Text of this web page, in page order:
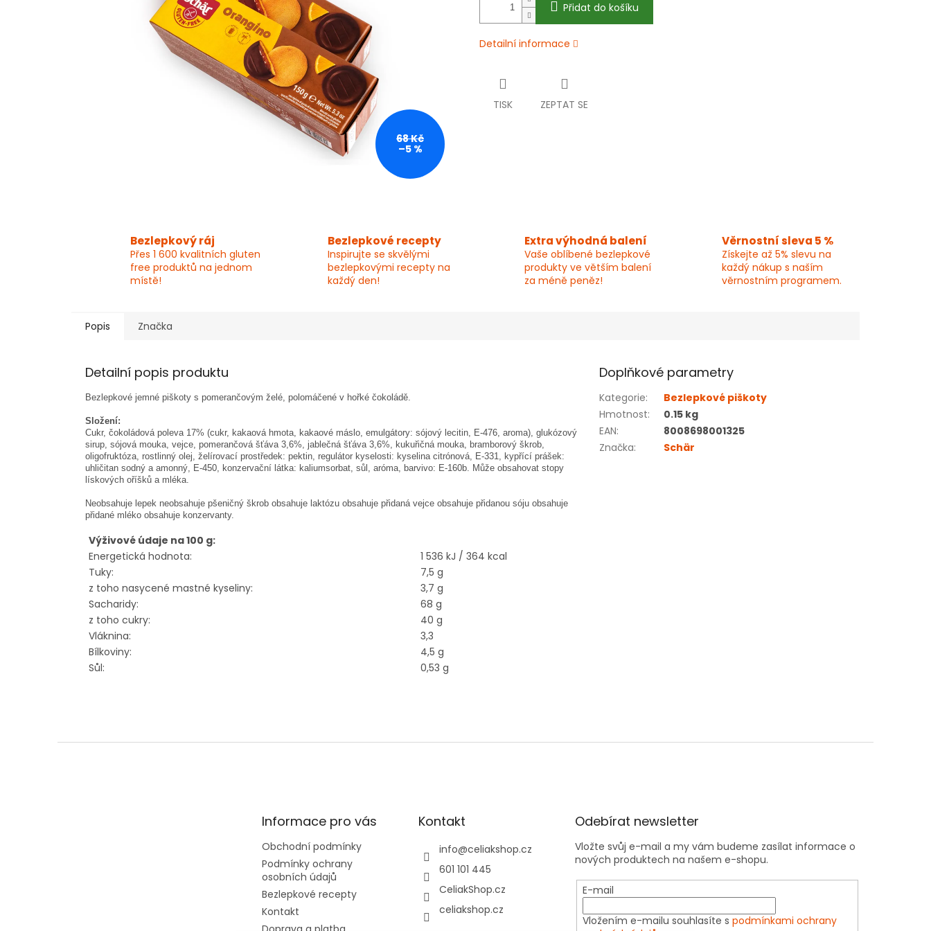
68 Kč
–5 %
Přidat do košíku
Detailní informace
TISK ZEPTAT SE
Bezlepkový ráj
Přes 1 600 kvalitních gluten
free produktů na jednom
místě!
Bezlepkové recepty
Inspirujte se skvělými
bezlepkovými recepty na
každý den!
Extra výhodná balení
Vaše oblíbené bezlepkové
produkty ve větším balení
za méně peněz!
Věrnostní sleva 5 %
Získejte až 5% slevu na
každý nákup s naším
věrnostním programem.
Popis Značka
Detailní popis produktu
Bezlepkové jemné piškoty s pomerančovým želé, polomáčené v hořké čokoládě.
Složení:
Cukr, čokoládová poleva 17% (cukr, kakaová hmota, kakaové máslo, emulgátory: sójový lecitin, E-476, aroma), glukózový
sirup, sójová mouka, vejce, pomerančová šťáva 3,6%, jablečná šťáva 3,6%, kukuřičná mouka, bramborový škrob,
oligofruktóza, rostlinný olej, želírovací prostředek: pektin, regulátor kyselosti: kyselina citrónová, E-331, kypřící prášek:
uhličitan sodný a amonný, E-450, konzervační látka: kaliumsorbat, sůl, aróma, barvivo: E-160b. Může obsahovat stopy
lískových oříšků a mléka.
Neobsahuje lepek neobsahuje pšeničný škrob obsahuje laktózu obsahuje přidaná vejce obsahuje přidanou sóju obsahuje
přidané mléko obsahuje konzervanty.
Výživové údaje na 100 g:
Energetická hodnota:
1 536 kJ / 364 kcal
Tuky:
7,5 g
z toho nasycené mastné kyseliny:
3,7 g
Sacharidy:
68 g
z toho cukry:
40 g
Vláknina:
3,3
Bílkoviny:
4,5 g
Sůl:
0,53 g
Doplňkové parametry
Kategorie:
Bezlepkové piškoty
Hmotnost:
0.15 kg
EAN:
8008698001325
Značka: Schär
Informace pro vás
Obchodní podmínky
Podmínky ochrany
osobních údajů
Bezlepkové recepty
Kontakt
Kontakt
info@celiakshop.cz
601 101 445
CeliakShop.cz
celiakshop.cz
Odebírat newsletter
Vložte svůj e-mail a my vám budeme zasílat informace o
nových produktech na našem e-shopu.
E-mail
Vložením e-mailu souhlasíte spodmínkami ochrany